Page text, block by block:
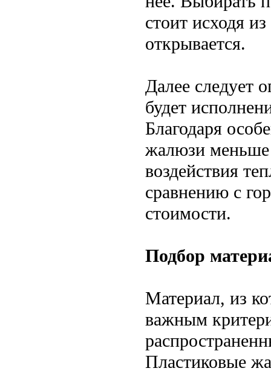
стоит исходя
открывается.
Далее следует
будет
Благодаря
жалюзи меньше
воздействия
сравнению с
стоимости.
Подбор
Материал, из
важным
Пластиковые